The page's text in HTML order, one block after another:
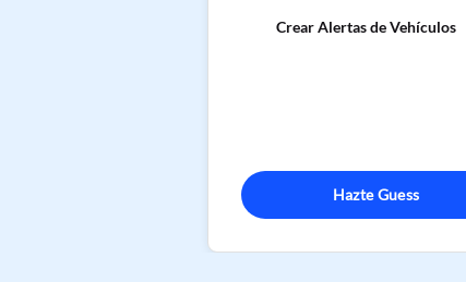
Crear Alertas de Vehículos
Hazte Guess